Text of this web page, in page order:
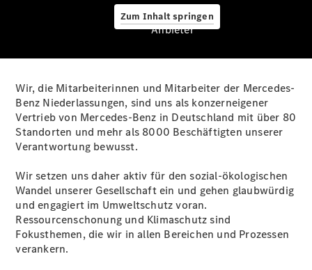
Zum Inhalt springen
Werkstatt
Rückrufe &
Warnung: Betrug
Gebrauchtwagenkauf
Service für
Reisemobile
Gebrauchtwagensuche
Finanzdienste
Extras
Mobile
Service Pkw
Anbieter
Wir, die Mitarbeiterinnen und Mitarbeiter der Mercedes-
Benz Niederlassungen, sind uns als konzerneigener
Vertrieb von Mercedes-Benz in Deutschland mit über 80
Standorten und mehr als 8000 Beschäftigten unserer
Verantwortung bewusst.
Wir setzen uns daher aktiv für den sozial-ökologischen
Wandel unserer Gesellschaft ein und gehen glaubwürdig
und engagiert im Umweltschutz voran.
Ressourcenschonung und Klimaschutz sind
Fokusthemen, die wir in allen Bereichen und Prozessen
verankern.